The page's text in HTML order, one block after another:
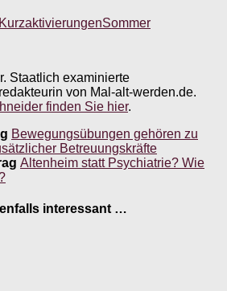
KurzaktivierungenSommer
Staatlich examinierte
von Mal-alt-werden.de.
finden Sie hier.
Bewegungsübungen gehören zu
Betreuungskräfte
Altenheim statt Psychiatrie? Wie
interessant …